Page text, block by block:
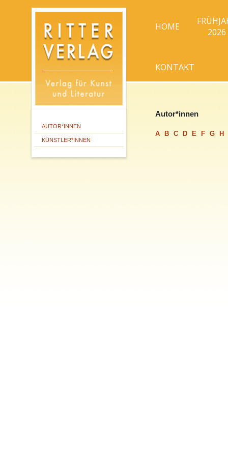
HOME
2026
KONTAKT
AUTOR*INNEN
KÜNSTLER*INNEN
Autor*innen
A B C D E F G H